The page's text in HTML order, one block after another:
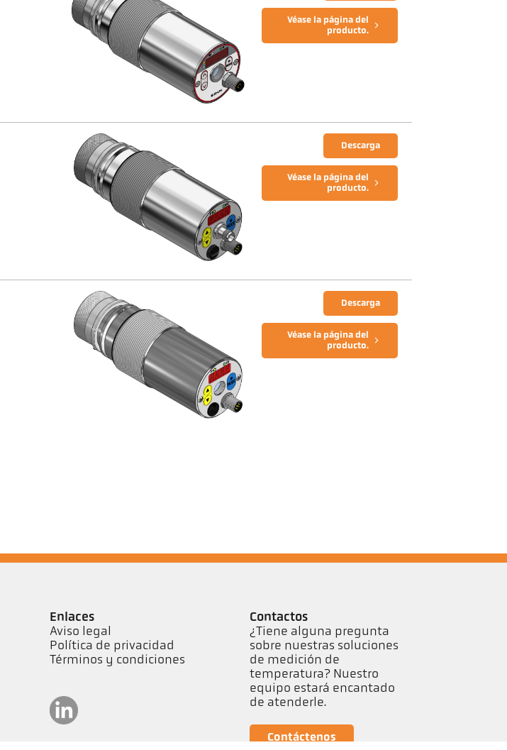
Véase la página del
producto.
Descarga
Véase la página del
producto.
Descarga
Véase la página del
producto.
Enlaces
Aviso legal
Política de privacidad
Términos y condiciones
Contactos
¿Tiene alguna pregunta
sobre nuestras soluciones
de medición de
temperatura? Nuestro
equipo estará encantado
de atenderle.
Contáctenos